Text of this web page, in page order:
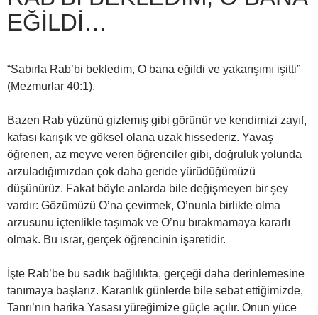
EĞILDI…
“Sabırla Rab’bi bekledim, O bana eğildi ve yakarışımı işitti”
(Mezmurlar 40:1).
Bazen Rab yüzünü gizlemiş gibi görünür ve kendimizi zayıf,
kafası karışık ve göksel olana uzak hissederiz. Yavaş
öğrenen, az meyve veren öğrenciler gibi, doğruluk yolunda
arzuladığımızdan çok daha geride yürüdüğümüzü
düşünürüz. Fakat böyle anlarda bile değişmeyen bir şey
vardır: Gözümüzü O’na çevirmek, O’nunla birlikte olma
arzusunu içtenlikle taşımak ve O’nu bırakmamaya kararlı
olmak. Bu ısrar, gerçek öğrencinin işaretidir.
İşte Rab’be bu sadık bağlılıkta, gerçeği daha derinlemesine
tanımaya başlarız. Karanlık günlerde bile sebat ettiğimizde,
Tanrı’nın harika Yasası yüreğimize güçle açılır. Onun yüce